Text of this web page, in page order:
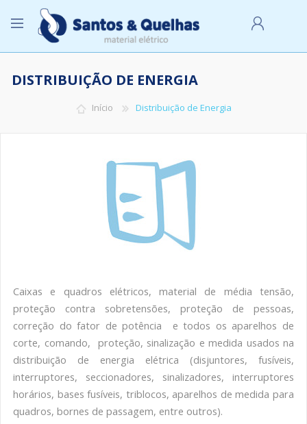
DISTRIBUIÇÃO DE ENERGIA
Início Distribuição de Energia
Caixas e quadros elétricos, material de média tensão,
proteção contra sobretensões, proteção de pessoas,
correção do fator de potência e todos os aparelhos de
corte, comando, proteção, sinalização e medida usados na
distribuição de energia elétrica (disjuntores, fusíveis,
interruptores, seccionadores, sinalizadores, interruptores
horários, bases fusíveis, triblocos, aparelhos de medida para
quadros, bornes de passagem, entre outros).